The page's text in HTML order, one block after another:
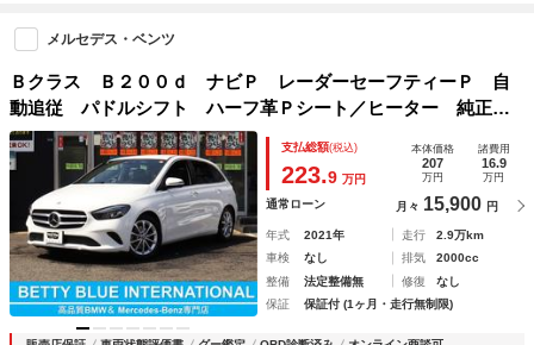
メルセデス・ベンツ
Ｂクラス Ｂ２００ｄ ナビＰ レーダーセーフティーＰ 自
動追従 パドルシフト ハーフ革Ｐシート／ヒーター 純正Ｈ
ＤＤナビＴＶ ＭＳＶ Ｂｌｕｅｔｏｏｔｈ Ｂカメラ 前後
ドラレコ ＬＥＤ ディストロニックプラス キーレスゴー
Ｐトランク スマートオープナー ８速ＡＴ
支払総額(税込)
223.9 万円
本体価格
207
万円
諸費用
16.9
万円
通常ローン 月々 15,900 円
年式 2021年 走行
2.9万km
車検
なし 排気
2000cc
整備
法定整備無 修復
なし
保証
保証付 (1ヶ月・走行無制限)